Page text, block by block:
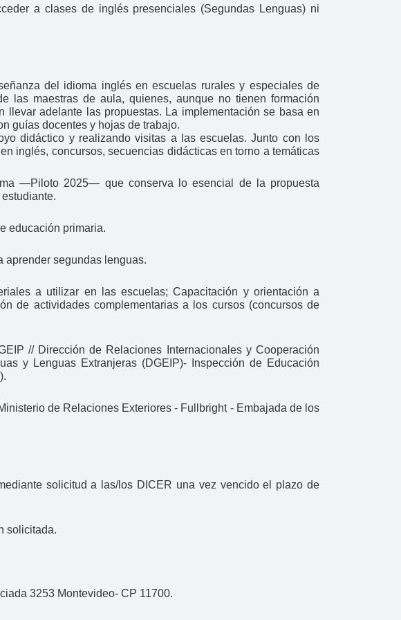
a clases de inglés presenciales (Segundas Lenguas) ni
del idioma inglés en escuelas rurales y especiales de
las maestras de aula, quienes, aunque no tienen formación
adelante las propuestas. La implementación se basa en
guías docentes y hojas de trabajo.
didáctico y realizando visitas a las escuelas. Junto con los
inglés, concursos, secuencias didácticas en torno a temáticas
—Piloto 2025— que conserva lo esencial de la propuesta
educación primaria.
aprender segundas lenguas.
a utilizar en las escuelas; Capacitación y orientación a
de actividades complementarias a los cursos (concursos de
// Dirección de Relaciones Internacionales y Cooperación
y Lenguas Extranjeras (DGEIP)- Inspección de Educación
de Relaciones Exteriores - Fullbright - Embajada de los
solicitud a las/los DICER una vez vencido el plazo de
solicitada.
3253 Montevideo- CP 11700.